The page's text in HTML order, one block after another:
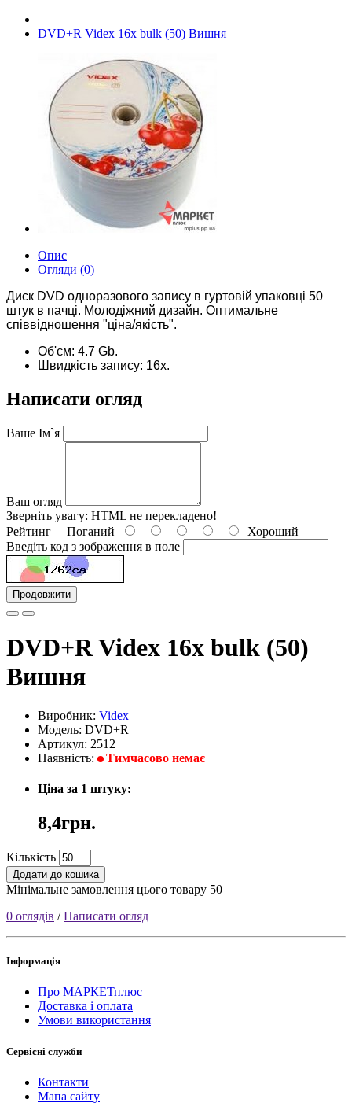
DVD+R Videx 16x bulk (50) Вишня
Опис
Огляди (0)
Диск DVD одноразового запису в гуртовій упаковці 50
штук в пачці. Молодіжний дизайн. Оптимальне
співвідношення "ціна/якість".
Об'єм: 4.7 Gb.
Швидкість запису: 16х.
Написати огляд
Ваше Ім`я
Ваш огляд
Зверніть увагу: HTML не перекладено!
Рейтинг Поганий
Хороший
Введіть код з зображення в поле
Продовжити
DVD+R Videx 16x bulk (50)
Вишня
Виробник: Videx
Модель: DVD+R
Артикул: 2512
Наявність:
Тимчасово немає
Ціна за 1 штуку:
8,4грн.
Кількість
Додати до кошика
Мінімальне замовлення цього товару 50
0 оглядів /Написати огляд
Інформація
Про МАРКЕТплюс
Доставка і оплата
Умови використання
Сервісні служби
Контакти
Мапа сайту